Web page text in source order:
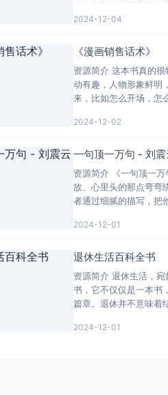
2024-12-04
《漫画销售话术》
资源简介 这本书真的
动有趣，人物形象鲜明
来，比如怎么开场，怎
2024-12-02
一句顶一万句 - 刘震
资源简介 《一句顶一
故、心里头的那点弯弯
者通过细腻的描写，把
2024-12-01
退休生活百科全书
资源简介 退休生活，
书，它不仅仅是一本书
篇章。退休并不意味着
2024-12-01